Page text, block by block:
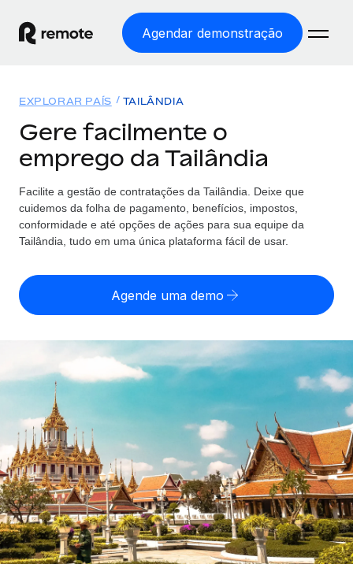
Agendar demonstração
EMPREGO GLOBAL
Processamento Salarial
Processamento salarial fácil e em conformidade
Employer of Record
entidades
globalmente
SERVICES
Perguntar a um especialista
Obtenha apoio especializado em RH e
conformidade globais
Soluções
COBERTURA GLOBAL
Explorador de países
Encontra apoio para emprego global por país
Comparar a Remote
Veja como nos comparamos com os outros
TORNE-SE NOSSO PARCEIRO
Parceiros tecnológicos estratégicos
flexível
CASE STUDIES
Preçário
English
Français
Deutsch
Español
Italiano
Português (Portugal)
Início de sessão
EXPLORAR PAÍS TAILÂNDIA
Gere facilmente o
emprego da Tailândia
Facilite a gestão de contratações da Tailândia. Deixe que
cuidemos da folha de pagamento, benefícios, impostos,
conformidade e até opções de ações para sua equipe da
Tailândia, tudo em uma única plataforma fácil de usar.
Agende uma demo